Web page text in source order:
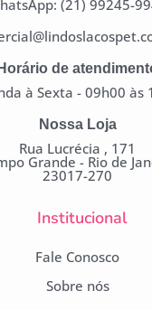
(21) 99245-
Horário de
à Sexta - 09h00 às
Nossa Loja
Rua Lucrécia , 171
Grande - Rio de
23017-270
Institucional
Fale Conosco
Sobre nós